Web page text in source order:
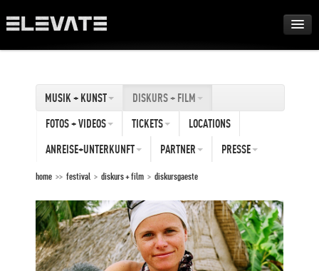
AWARDS
ABOUT
MUSIK + KUNST
DISKURS + FILM
FOTOS + VIDEOS
TICKETS
LOCATIONS
ANREISE+UNTERKUNFT
PARTNER PRESSE
home >> festival > diskurs + film > diskursgaeste